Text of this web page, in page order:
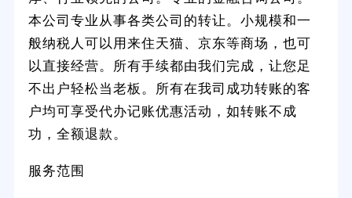
本公司专业从事各类公司的转让。小规模和一
般纳税人可以用来住天猫、京东等商场，也可
以直接经营。所有手续都由我们完成，让您足
不出户轻松当老板。所有在我司成功转账的客
户均可享受代办记账优惠活动，如转账不成
功，全额退款。
服务范围